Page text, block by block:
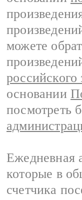
можете
российского
основании
посмотреть
Ежедневная
которые в
счетчика